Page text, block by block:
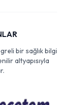
bir sağlık bilgi
altyapısıyla